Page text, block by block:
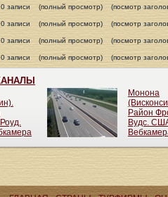
0 записи (полный просмотр) (посмотр
0 записи (полный просмотр) (посмотр
0 записи (полный просмотр) (посмотр
0 записи (полный просмотр) (посмотр